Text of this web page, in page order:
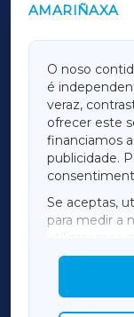
AMARIÑAXA
O noso
é
veraz,
ofrecer este
financiamos
publicidade.
Se aceptas,
para medir a
utilizaremos
mostrar
Así mesmo,
cookies que
OUTROS